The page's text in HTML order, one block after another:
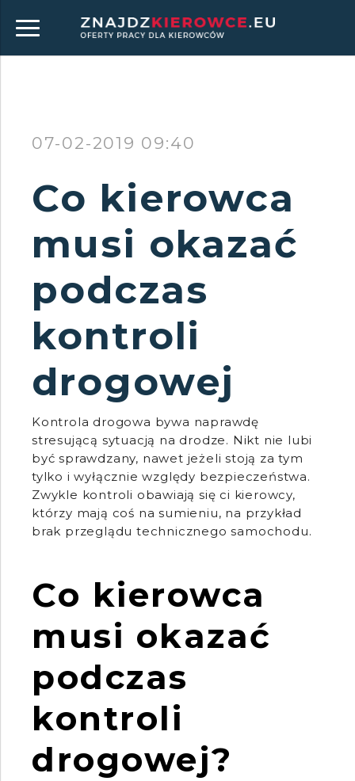
07-02-2019 09:40
Co kierowca
musi okazać
podczas
kontroli
drogowej
Kontrola drogowa bywa naprawdę
stresującą sytuacją na drodze. Nikt nie lubi
być sprawdzany, nawet jeżeli stoją za tym
tylko i wyłącznie względy bezpieczeństwa.
Zwykle kontroli obawiają się ci kierowcy,
którzy mają coś na sumieniu, na przykład
brak przeglądu technicznego samochodu.
Co kierowca
musi okazać
podczas
kontroli
drogowej?